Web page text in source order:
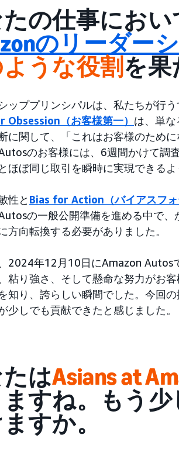
の仕事におい
のリーダー
うな役割 を果
ッププリンシパルは、私たちが行
Obsession（お客様第一） は、単
に関して、「これはお客様のため
のお客様には、6週間かけて調
ほぼ同じ取引を瞬時に実現できるよ
性と Bias for Action（バイアスフォ
の一般公開準備を進める中で
方向転換する必要がありました。
2024年12月10日にAmazon Autos
粘り強さ、そして懸命な努力がお
知り、誇らしい瞬間でした。今回
少しでも貢献できたと感じました。
はAsians at
すね。もう
すか。